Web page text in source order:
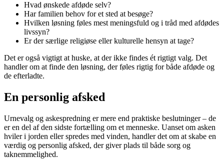
Hvad ønskede afdøde selv?
Har familien behov for et sted at besøge?
Hvilken løsning føles mest meningsfuld og i tråd med afdødes
livssyn?
Er der særlige religiøse eller kulturelle hensyn at tage?
Det er også vigtigt at huske, at der ikke findes ét rigtigt valg. Det
handler om at finde den løsning, der føles rigtig for både afdøde og
de efterladte.
En personlig afsked
Urnevalg og askespredning er mere end praktiske beslutninger – de
er en del af den sidste fortælling om et menneske. Uanset om asken
hviler i jorden eller spredes med vinden, handler det om at skabe en
værdig og personlig afsked, der giver plads til både sorg og
taknemmelighed.